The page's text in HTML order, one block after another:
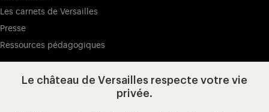
Les carnets de Versailles
Presse
Ressources pédagogiques
Visitez notre Facebook (ouverture
Visitez notre X (ouverture dans un
Visitez notre Instagram
Visitez notre YouTube
Le château de Versailles respecte votre vie
privée.